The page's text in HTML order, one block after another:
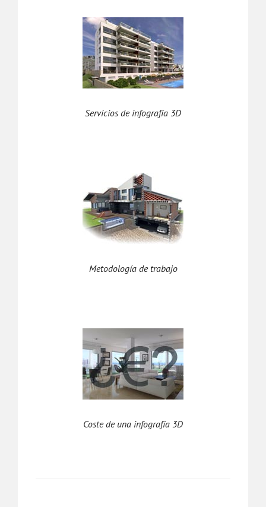
Servicios de infografía 3D
Metodología de trabajo
Coste de una infografía 3D